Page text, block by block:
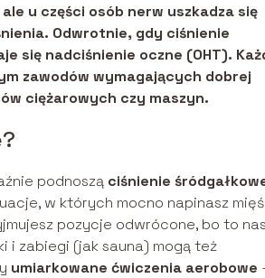
ale u części osób nerw uszkadza się
. Odwrotnie, gdy ciśnienie
się nadciśnienie oczne (OHT).
zawodów wymagających dobrej
ciężarowych czy maszyn.
podnoszą ciśnienie
w których mocno napinasz
pozycje odwrócone, bo to
i zabiegi (jak sauna) mogą też
umiarkowane ćwiczenia aerobowe